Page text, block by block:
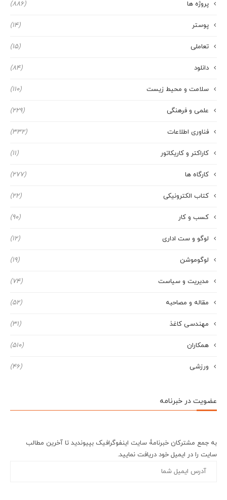
پروژه ها (886)
پوستر (14)
تعاملی (15)
دانلود (84)
سلامت و محیط زیست (110)
علمی و فرهنگی (229)
فناوری اطلاعات (332)
کاراکتر و کاریکاتور (11)
کارگاه ها (277)
کتاب الکترونیکی (22)
کسب و کار (90)
لوگو و ست اداری (12)
لوگوموشن (19)
مدیریت و سیاست (74)
مقاله و مصاحبه (52)
مهندسی کاغذ (31)
همکاران (510)
ورزشی (46)
عضویت در خبرنامه
به جمع مشترکان خبرنامۀ سایت اینفوگرافیک بپیوندید تا آخرین مطالب
سایت را در ایمیل خود دریافت نمایید.